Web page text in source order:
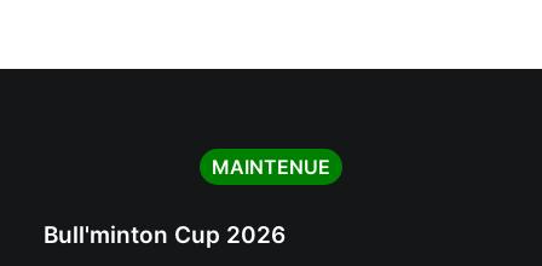
MAINTENUE
Bull'minton Cup 2026